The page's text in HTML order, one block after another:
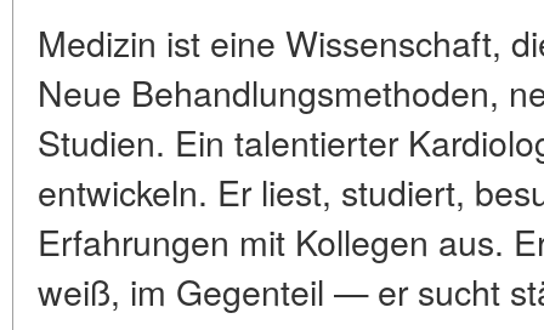
Medizin ist eine Wissenschaft,
Neue Behandlungsmethoden,
Studien. Ein talentierter
entwickeln. Er liest, studiert,
Erfahrungen mit Kollegen aus.
weiß, im Gegenteil — er sucht